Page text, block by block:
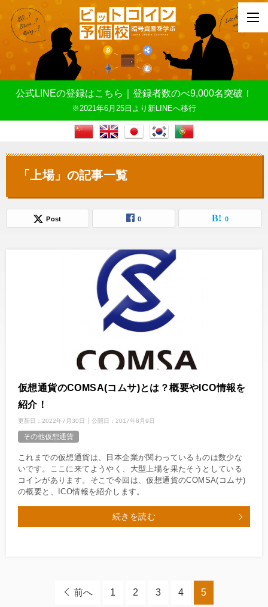
公式LINEの登録はこちら｜登録者数のべ9,000名突破！
※2021年6月25日より新LINEへ移行
「上場」の記事一覧
Post 0 0
仮想通貨のCOMSA(コムサ)とは？概要やICO情報を
紹介！
更新日： 2022年7月30日 公開日： 2017年8月9日
その他仮想通貨
これまでの仮想通貨は、日本企業が関わっているものは数少な
いです。ここに来てようやく、大型上場を果たそうとしている
コインがあります。そこで今回は、仮想通貨のCOMSA(コムサ)
の概要と、ICO情報を紹介します。
続きを読む
前へ 1 2 3 4 5